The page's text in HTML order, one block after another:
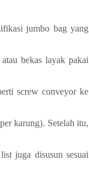
jumbo bag yang
bekas layak pakai
screw conveyor ke
karung). Setelah itu,
juga disusun sesuai